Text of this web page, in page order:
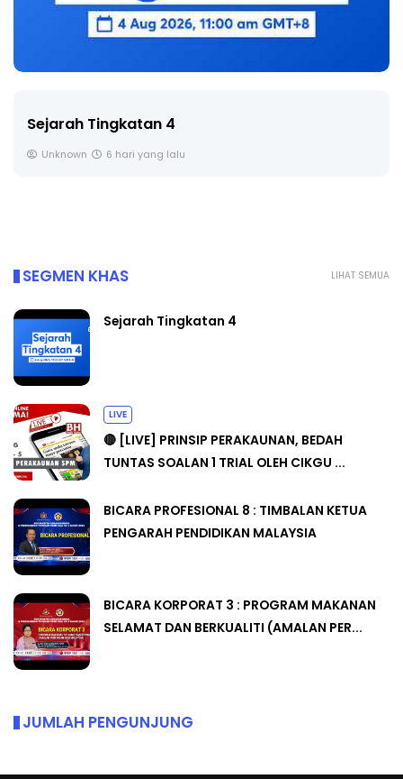
Sejarah Tingkatan 4
Unknown 6 hari yang lalu
LIHAT SEMUA
SEGMEN KHAS
Sejarah Tingkatan 4
LIVE
🔴 [LIVE] PRINSIP PERAKAUNAN, BEDAH
TUNTAS SOALAN 1 TRIAL OLEH CIKGU ...
BICARA PROFESIONAL 8 : TIMBALAN KETUA
PENGARAH PENDIDIKAN MALAYSIA
BICARA KORPORAT 3 : PROGRAM MAKANAN
SELAMAT DAN BERKUALITI (AMALAN PER...
JUMLAH PENGUNJUNG